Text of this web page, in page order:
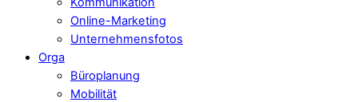
Online-Marketing
Unternehmensfotos
Orga
Büroplanung
Mobilität